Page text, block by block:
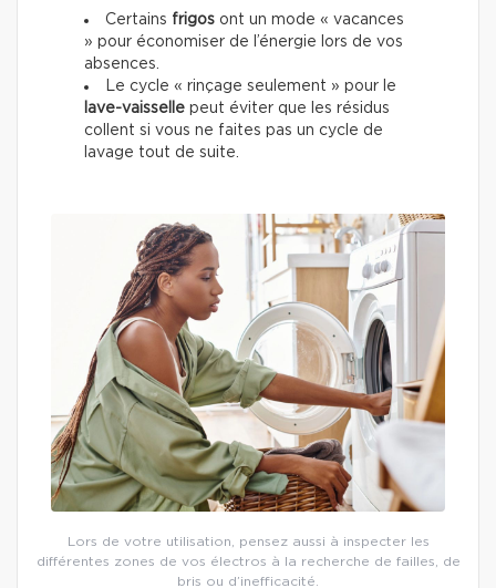
Certains frigos ont un mode « vacances
» pour économiser de l’énergie lors de vos
absences.
Le cycle « rinçage seulement » pour le
lave-vaisselle peut éviter que les résidus
collent si vous ne faites pas un cycle de
lavage tout de suite.
Lors de votre utilisation, pensez aussi à inspecter les
différentes zones de vos électros à la recherche de failles, de
bris ou d’inefficacité.